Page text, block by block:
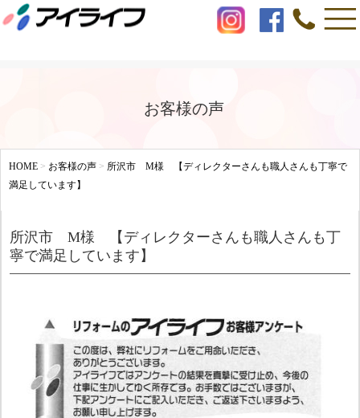
お客様の声
HOME > お客様の声 > 所沢市 M様 【ディレクターさんも職人さんも丁寧で
満足しています】
所沢市 M様 【ディレクターさんも職人さんも丁
寧で満足しています】